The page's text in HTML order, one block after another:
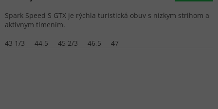
Spark Speed S GTX je rýchla turistická obuv s nízkym strihom a
aktívnym tlmením.
43 1/3
44,5 45 2/3 46,5 47